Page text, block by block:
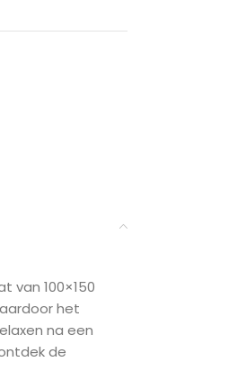
van 100×150
het
na een
de